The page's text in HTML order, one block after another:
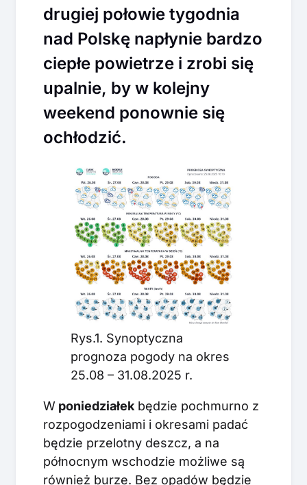
drugiej połowie tygodnia
nad Polskę napłynie bardzo
ciepłe powietrze i zrobi się
upalnie, by w kolejny
weekend ponownie się
ochłodzić.
Rys.1. Synoptyczna
prognoza pogody na okres
25.08 – 31.08.2025 r.
W poniedziałek będzie pochmurno z
rozpogodzeniami i okresami padać
będzie przelotny deszcz, a na
północnym wschodzie możliwe są
również burze. Bez opadów będzie